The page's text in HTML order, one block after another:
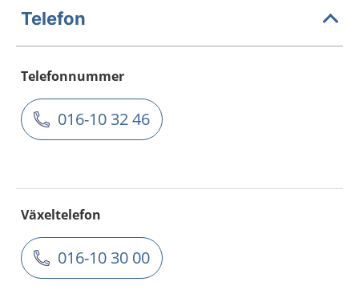
Telefon
Telefonnummer
016-10 32 46
Växeltelefon
016-10 30 00